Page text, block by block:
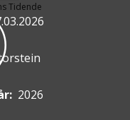
Tidende
2026